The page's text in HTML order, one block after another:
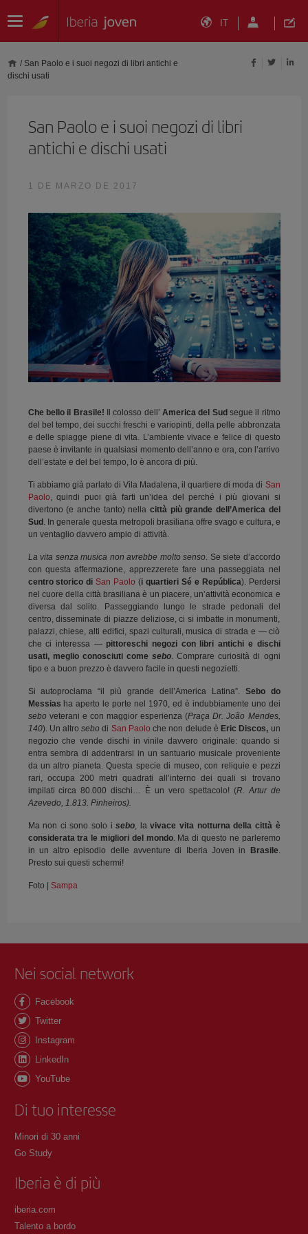
IT
/ San Paolo e i suoi negozi di libri antichi e
dischi usati
San Paolo e i suoi negozi di libri
antichi e dischi usati
1 DE MARZO DE 2017
Che bello il Brasile! Il colosso dell’ America del Sud segue il ritmo
del bel tempo, dei succhi freschi e variopinti, della pelle abbronzata
e delle spiagge piene di vita. L’ambiente vivace e felice di questo
paese è invitante in qualsiasi momento dell’anno e ora, con l’arrivo
dell’estate e del bel tempo, lo è ancora di più.
Ti abbiamo già parlato di Vila Madalena, il quartiere di moda di San
Paolo , quindi puoi già farti un’idea del perché i più giovani si
divertono (e anche tanto) nella città più grande dell’America del
Sud. In generale questa metropoli brasiliana offre svago e cultura, e
un ventaglio davvero ampio di attività.
La vita senza musica non avrebbe molto senso . Se siete d’accordo
con questa affermazione, apprezzerete fare una passeggiata nel
centro storico di San Paolo (i quartieri Sé e República). Perdersi
nel cuore della città brasiliana è un piacere, un’attività economica e
diversa dal solito. Passeggiando lungo le strade pedonali del
centro, disseminate di piazze deliziose, ci si imbatte in monumenti,
palazzi, chiese, alti edifici, spazi culturali, musica di strada e — ciò
che ci interessa — pittoreschi negozi con libri antichi e dischi
usati, meglio conosciuti come sebo . Comprare curiosità di ogni
tipo e a buon prezzo è davvero facile in questi negozietti.
Si autoproclama “il più grande dell’America Latina”. Sebo do
Messias ha aperto le porte nel 1970, ed è indubbiamente uno dei
seboveterani e con maggior esperienza (Praça Dr. João Mendes,
140). Un altrosebo di San Paolo che non delude è Eric Discos, un
negozio che vende dischi in vinile davvero originale: quando si
entra sembra di addentrarsi in un santuario musicale proveniente
da un altro pianeta. Questa specie di museo, con reliquie e pezzi
rari, occupa 200 metri quadrati all’interno dei quali si trovano
impilati circa 80.000 dischi… È un vero spettacolo! (R. Artur de
Azevedo, 1.813. Pinheiros).
Ma non ci sono solo isebo , lavivace vita notturna della città è
considerata tra le migliori del mondo. Ma di questo ne parleremo
in un altro episodio delle avventure di Iberia Joven in
Brasile
Presto sui questi schermi!
Foto | Sampa
Nei social network
Facebook
Twitter
Instagram
LinkedIn
YouTube
Di tuo interesse
Minori di 30 anni
Go Study
Iberia è di più
iberia.com
Talento a bordo